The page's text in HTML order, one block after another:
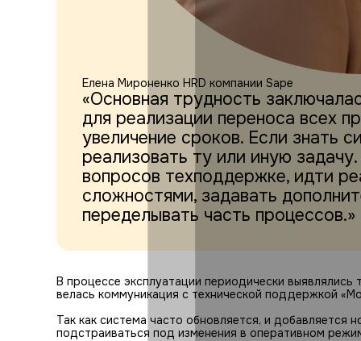
Елена Мироненко HRD компании Sape
«Основная трудность
для реализации переноса всех
увеличение сроков. Если знать
реализовать ту или иную
вопросов техподдержке, идти
сложностями, задавать
переделывать часть процессов.»
В процессе эксплуатации периодически выявлялись
велась коммуникация с технической поддержкой
Так как система часто обновляется, и добавляется
подстраиваться под изменения в оперативном